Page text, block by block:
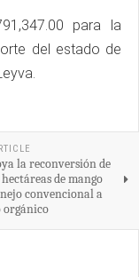
para la
del estado de
la reconversión de
de mango
convencional a
orgánico